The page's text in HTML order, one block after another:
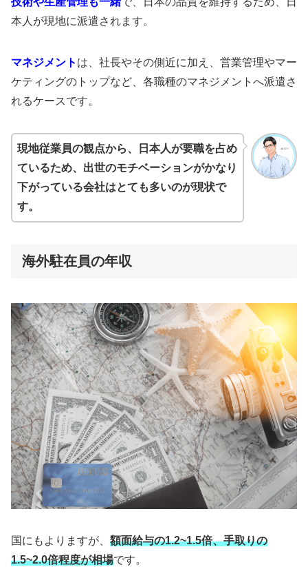
本人が現地に派遣されます。
マネジメント は、社長やその側近に加え、営業管理やマー
ケティングのトップなど、各職種のマネジメントへ派遣さ
れるケースです。
現地従業員の観点から、日本人が要職を占め
ているため、出世のモチベーションがかなり
下がっている会社はとても多いのが現状で
す。
海外駐在員の年収
国にもよりますが、 額面給与の1.2~1.5倍、手取りの
1.5~2.0倍程度が相場です。